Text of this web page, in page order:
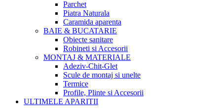
Parchet
Piatra Naturala
Caramida aparenta
BAIE & BUCATARIE
Obiecte sanitare
Robineti si Accesorii
MONTAJ & MATERIALE
Adeziv-Chit-Glet
Scule de montaj si unelte
Termice
Profile, Plinte si Accesorii
ULTIMELE APARITII